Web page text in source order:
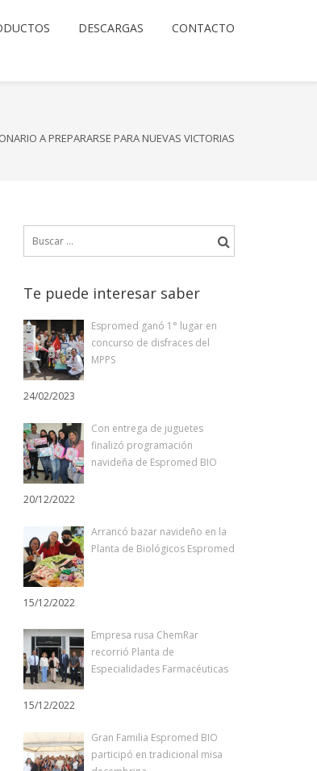
DESCARGAS CONTACTO
A PREPARARSE PARA NUEVAS VICTORIAS
Te puede interesar saber
Espromed ganó 1° lugar en
concurso de disfraces del
MPPS
24/02/2023
Con entrega de juguetes
finalizó programación
navideña de Espromed BIO
20/12/2022
Arrancó bazar navideño en la
Planta de Biológicos Espromed
15/12/2022
Empresa rusa ChemRar
recorrió Planta de
Especialidades Farmacéuticas
15/12/2022
Gran Familia Espromed BIO
participó en tradicional misa